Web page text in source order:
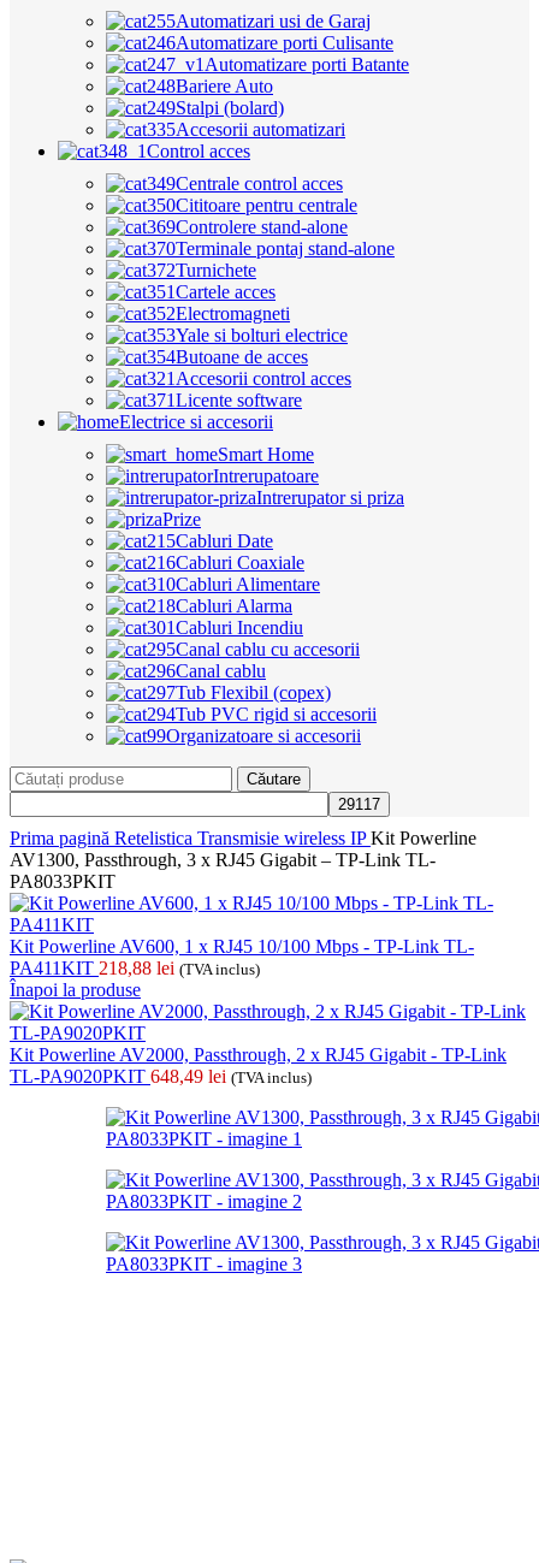
Automatizari usi de Garaj
Automatizare porti Culisante
Automatizare porti Batante
Bariere Auto
Stalpi (bolard)
Accesorii automatizari
Control acces
Centrale control acces
Cititoare pentru centrale
Controlere stand-alone
Terminale pontaj stand-alone
Turnichete
Cartele acces
Electromagneti
Yale si bolturi electrice
Butoane de acces
Accesorii control acces
Licente software
Electrice si accesorii
Smart Home
Intrerupatoare
Intrerupator si priza
Prize
Cabluri Date
Cabluri Coaxiale
Cabluri Alimentare
Cabluri Alarma
Cabluri Incendiu
Canal cablu cu accesorii
Canal cablu
Tub Flexibil (copex)
Tub PVC rigid si accesorii
Organizatoare si accesorii
Căutare
Prima pagină Retelistica Transmisie wireless IPKit Powerline
AV1300, Passthrough, 3 x RJ45 Gigabit – TP-Link TL-
PA8033PKIT
Kit Powerline AV600, 1 x RJ45 10/100 Mbps - TP-Link TL-
PA411KIT 218,88 lei (TVA inclus)
Înapoi la produse
Kit Powerline AV2000, Passthrough, 2 x RJ45 Gigabit - TP-Link
TL-PA9020PKIT 648,49 lei (TVA inclus)